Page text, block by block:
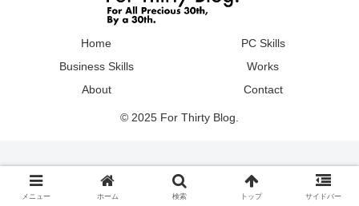
Home
PC Skills
Business Skills
Works
About
Contact
© 2025 For Thirty Blog.
メニュー ホーム 検索 トップ サイドバー